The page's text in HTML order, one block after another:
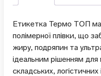
Етикетка Термо ТОП
полімерної плівки, що
жиру, подряпин та
ідеальним рішенням для
складських,